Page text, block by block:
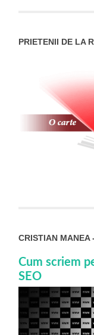
PRIETENII DE LA
CRISTIAN MANEA
Cum scriem
SEO